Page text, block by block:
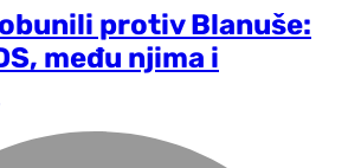
protiv Blanuše:
među njima i